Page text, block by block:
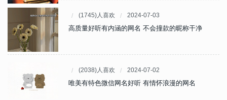
(1745)人喜欢 2024-07-03
高质量好听有内涵的网名 不会撞款的昵称干净
(2038)人喜欢 2024-07-02
唯美有特色微信网名好听 有情怀浪漫的网名